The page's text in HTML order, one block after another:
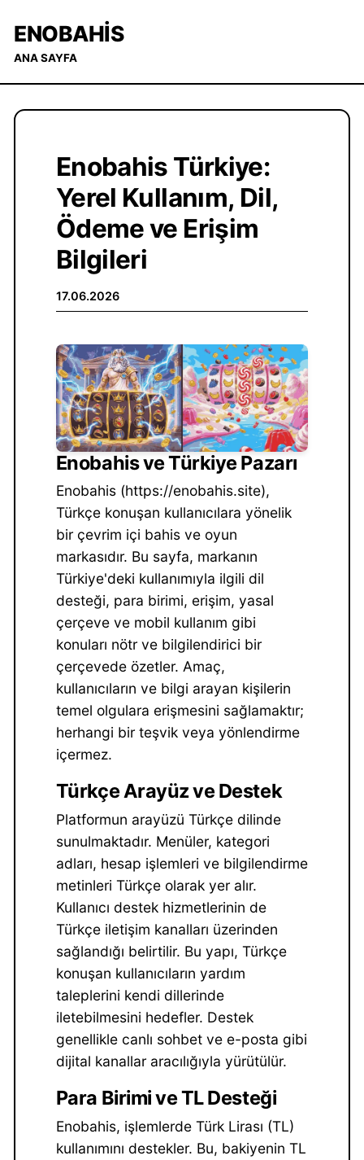
ENOBAHIS
ANA SAYFA
Enobahis Türkiye:
Yerel Kullanım, Dil,
Ödeme ve Erişim
Bilgileri
17.06.2026
Enobahis ve Türkiye Pazarı
Enobahis (https://enobahis.site),
Türkçe konuşan kullanıcılara yönelik
bir çevrim içi bahis ve oyun
markasıdır. Bu sayfa, markanın
Türkiye'deki kullanımıyla ilgili dil
desteği, para birimi, erişim, yasal
çerçeve ve mobil kullanım gibi
konuları nötr ve bilgilendirici bir
çerçevede özetler. Amaç,
kullanıcıların ve bilgi arayan kişilerin
temel olgulara erişmesini sağlamaktır;
herhangi bir teşvik veya yönlendirme
içermez.
Türkçe Arayüz ve Destek
Platformun arayüzü Türkçe dilinde
sunulmaktadır. Menüler, kategori
adları, hesap işlemleri ve bilgilendirme
metinleri Türkçe olarak yer alır.
Kullanıcı destek hizmetlerinin de
Türkçe iletişim kanalları üzerinden
sağlandığı belirtilir. Bu yapı, Türkçe
konuşan kullanıcıların yardım
taleplerini kendi dillerinde
iletebilmesini hedefler. Destek
genellikle canlı sohbet ve e-posta gibi
dijital kanallar aracılığıyla yürütülür.
Para Birimi ve TL Desteği
Enobahis, işlemlerde Türk Lirası (TL)
kullanımını destekler. Bu, bakiyenin TL